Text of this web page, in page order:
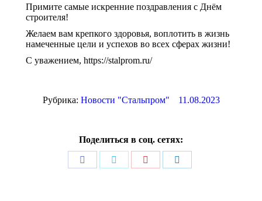
Примите самые искренние поздравления с Днём
строителя!
Желаем вам крепкого здоровья, воплотить в жизнь
намеченные цели и успехов во всех сферах жизни!
С уважением, https://stalprom.ru/
Рубрика: Новости "Стальпром" 11.08.2023
Поделиться в соц. сетях:
ПоделитьсяПоделитьсяПоделиться